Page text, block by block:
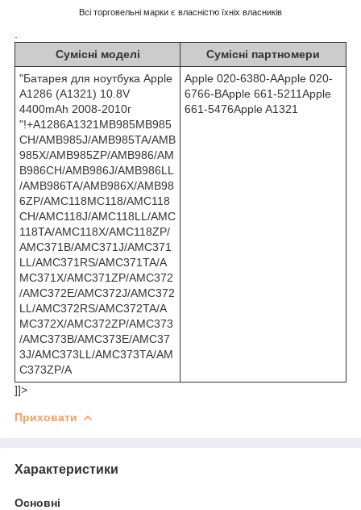
Всі торговельні марки є власністю їхніх власників
Сумісні моделі
Сумісні партномери
"Батарея для ноутбука Apple
A1286 (A1321) 10.8V
4400mAh 2008-2010г
"!+A1286A1321MB985MB985
CH/AMB985J/AMB985TA/AMB
985X/AMB985ZP/AMB986/AM
B986CH/AMB986J/AMB986LL
/AMB986TA/AMB986X/AMB98
6ZP/AMC118MC118/AMC118
CH/AMC118J/AMC118LL/AMC
118TA/AMC118X/AMC118ZP/
AMC371B/AMC371J/AMC371
LL/AMC371RS/AMC371TA/A
MC371X/AMC371ZP/AMC372
/AMC372E/AMC372J/AMC372
LL/AMC372RS/AMC372TA/A
MC372X/AMC372ZP/AMC373
/AMC373B/AMC373E/AMC37
3J/AMC373LL/AMC373TA/AM
C373ZP/A
Apple 020-6380-AApple 020-
6766-BApple 661-5211Apple
661-5476Apple A1321
]]>
Приховати
Характеристики
Основні